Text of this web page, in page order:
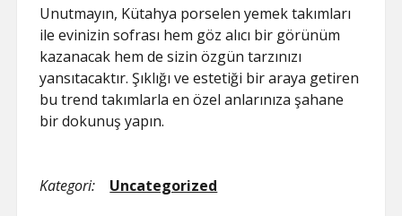
Unutmayın, Kütahya porselen yemek takımları
ile evinizin sofrası hem göz alıcı bir görünüm
kazanacak hem de sizin özgün tarzınızı
yansıtacaktır. Şıklığı ve estetiği bir araya getiren
bu trend takımlarla en özel anlarınıza şahane
bir dokunuş yapın.
Kategori: Uncategorized